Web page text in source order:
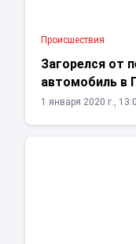
Проиcшествия
Загорелся от
автомобиль в
1 января 2020 г.,